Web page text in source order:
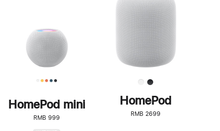
HomePod mini
RMB 999
了
解
HomePod<
HomePod
RMB 2699